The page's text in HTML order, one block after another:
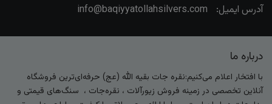
آدرس ایمیل:
info@baqiyyatollahsilvers.com
درباره ما
با افتخار اعلام می‌کنیم:نقره جات بقیه الله (عج) حرفه‌ای‌ترین فروشگاه
آنلاین تخصصی در زمینه فروش زیورآلات ، نقره‌جات ، سنگ‌های قیمتی و